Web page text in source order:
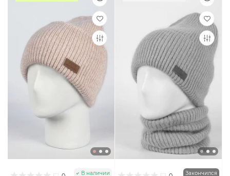
В наличии Закончился